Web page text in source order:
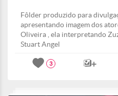
Fôlder produzido para
apresentando imagem dos
Oliveira , ela interpretando
Stuart Angel
3